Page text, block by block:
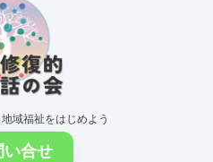
域福祉をはじめよう
い合せ